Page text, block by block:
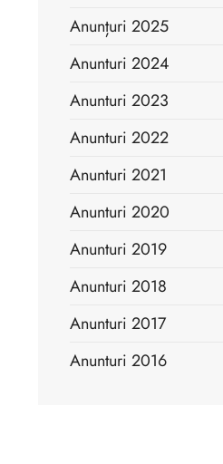
Anunțuri 2025
Anunturi 2024
Anunturi 2023
Anunturi 2022
Anunturi 2021
Anunturi 2020
Anunturi 2019
Anunturi 2018
Anunturi 2017
Anunturi 2016